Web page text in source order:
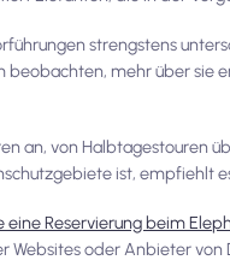
strengstens
beobachten, mehr über
an, von Halbtagestouren
ist, empfiehlt
eine Reservierung beim
Websites oder Anbieter